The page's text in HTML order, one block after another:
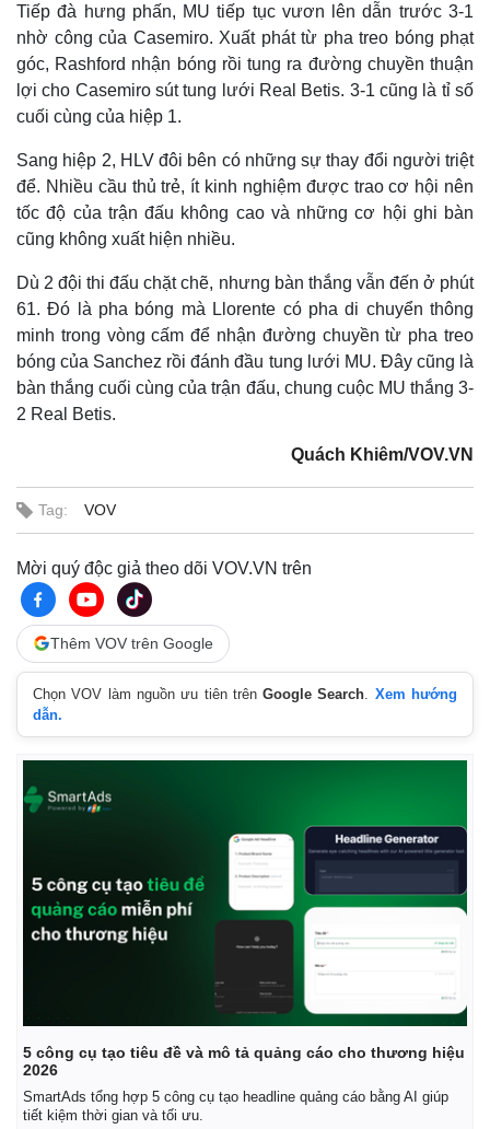
Thế giới
Quan sát
Cuộc sống đó đây
Hồ sơ
Multimedia
Ảnh
E-Magazine
Infographic
Tiếp đà hưng phấn, MU tiếp tục vươn lên dẫn trước 3-1
nhờ công của Casemiro. Xuất phát từ pha treo bóng phạt
góc, Rashford nhận bóng rồi tung ra đường chuyền thuận
lợi cho Casemiro sút tung lưới Real Betis. 3-1 cũng là tỉ số
cuối cùng của hiệp 1.
Sang hiệp 2, HLV đôi bên có những sự thay đổi người triệt
để. Nhiều cầu thủ trẻ, ít kinh nghiệm được trao cơ hội nên
tốc độ của trận đấu không cao và những cơ hội ghi bàn
cũng không xuất hiện nhiều.
Dù 2 đội thi đấu chặt chẽ, nhưng bàn thắng vẫn đến ở phút
61. Đó là pha bóng mà Llorente có pha di chuyển thông
minh trong vòng cấm để nhận đường chuyền từ pha treo
bóng của Sanchez rồi đánh đầu tung lưới MU. Đây cũng là
bàn thắng cuối cùng của trận đấu, chung cuộc MU thắng 3-
2 Real Betis.
Quách Khiêm/VOV.VN
Tag: VOV
Mời quý độc giả theo dõi VOV.VN trên
Thêm VOV trên Google
Chọn VOV làm nguồn ưu tiên trênGoogle Search
Xem hướng
dẫn.
5 công cụ tạo tiêu đề và mô tả quảng cáo cho thương hiệu
2026
SmartAds tổng hợp 5 công cụ tạo headline quảng cáo bằng AI giúp
tiết kiệm thời gian và tối ưu.